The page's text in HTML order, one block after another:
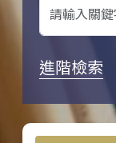
進階檢索